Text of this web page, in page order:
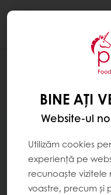
BINE AȚI
Website-ul
Utilizăm cookies
experiență pe
recunoaște
voastre, precum și